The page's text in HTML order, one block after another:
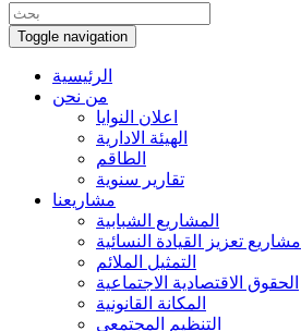
Toggle navigation
الرئيسية
من نحن
اعلان النوايا
الهيئة الادارية
الطاقم
تقارير سنوية
مشاريعنا
المشاريع الشبابية
مشاريع تعزيز القيادة النسائية
التمثيل الملائم
الحقوق الاقتصادية الاجتماعية
المكانة القانونية
التنظيم المجتمعي